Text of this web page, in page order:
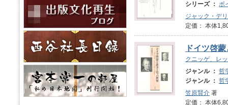
シリーズ ： ポ
ジャック・デ
定価： 本体
ドイツ啓
クニッゲ、レ
ジャンル ： 哲
ジャンル ： 哲
笠原賢介 著
定価： 本体